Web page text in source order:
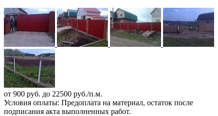
от 900 руб. до 22500 руб./п.м.
Условия оплаты: Предоплата на материал, остаток после
подписания акта выполненных работ.